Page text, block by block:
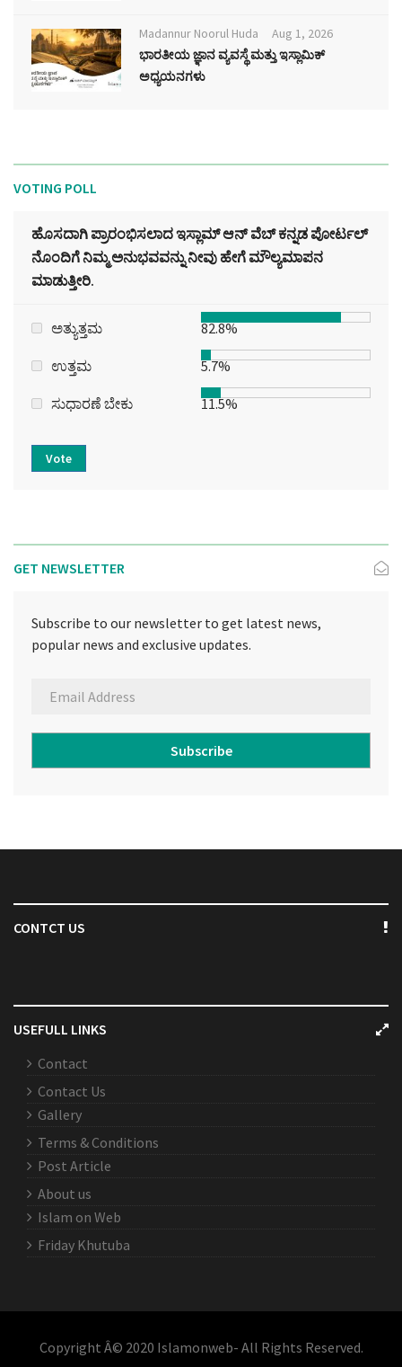
Madannur Noorul Huda
Aug 1, 2026
ಭಾರತೀಯ ಜ್ಞಾನ ವ್ಯವಸ್ಥೆ ಮತ್ತು ಇಸ್ಲಾಮಿಕ್
ಅಧ್ಯಯನಗಳು
VOTING POLL
ಹೊಸದಾಗಿ ಪ್ರಾರಂಭಿಸಲಾದ ಇಸ್ಲಾಮ್ ಆನ್ ವೆಬ್ ಕನ್ನಡ ಪೋರ್ಟಲ್‌
ನೊಂದಿಗೆ ನಿಮ್ಮ ಅನುಭವವನ್ನು ನೀವು ಹೇಗೆ ಮೌಲ್ಯಮಾಪನ
ಮಾಡುತ್ತೀರಿ.
ಅತ್ಯುತ್ತಮ 82.8%
ಉತ್ತಮ 5.7%
ಸುಧಾರಣೆ ಬೇಕು 11.5%
Vote
GET NEWSLETTER
Subscribe to our newsletter to get latest news,
popular news and exclusive updates.
Subscribe
CONTCT US
USEFULL LINKS
Contact
Contact Us
Gallery
Terms & Conditions
Post Article
About us
Islam on Web
Friday Khutuba
Copyright Â© 2020 Islamonweb- All Rights Reserved.